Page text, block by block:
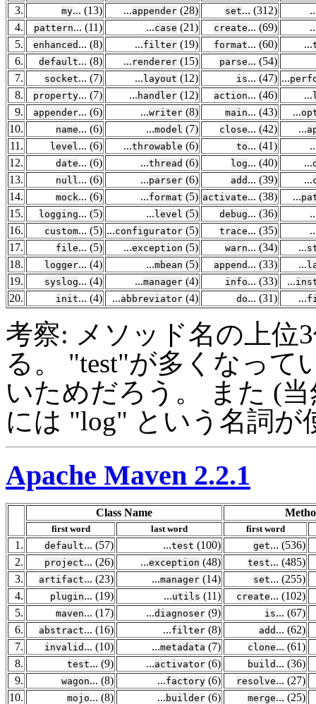
3.
my... (13) ...appender (28) set... (312)
4.
pattern... (11) ...case (21) create... (69)
5.
enhanced ... (8) ...filter (19) format... (60) ...
6. default... (8) ... renderer (15) parse... (54)
7.
socket... (7) ...layout (12) is... (47) ...
8. property... (7) ... handler (12) action... (46) ...
9. appender... (6) ...writer (8) main... (43) ...
10. name... (6) ...model (7) close... (42) ...
11. level ... (6) ...throwable (6) to... (41)
12.
date... (6) ...thread (6) log... (40) ...
13. null ... (6) ...parser (6) add ... (39) ...
14. mock... (6) ...format (5) activate... (38) ...
15. logging... (5) ...level (5) debug... (36)
16.
custom... (5) ...configurator (5) trace... (35)
17.
file... (5) ...exception (5) warn... (34) ...
18. logger... (4) ...mbean (5) append ... (33) ...
19. syslog... (4) ...manager (4) info... (33) ...
20. init... (4) ...abbreviator (4) do... (31) ...
考察: メソッド名の上位
る。 "test"が多くなって
いためだろう。 また (
には "log" という名詞
Apache Maven 2.2.1
Class Name
first word last word first word
1. default... (57) ...test (100) get... (536)
2.
project... (26) ...exception (48) test... (485)
3.
artifact... (23) ...manager (14) set... (255)
4.
plugin... (19) ...utils (11) create... (102)
5.
maven... (17) ...diagnoser (9) is... (67)
6.
abstract... (16) ...filter (8) add ... (62)
7.
invalid ... (10) ...metadata (7) clone... (61)
8.
test... (9) ...activator (6) build ... (36)
9.
wagon... (8) ...factory (6) resolve... (27)
10.
mojo... (8) ... builder (6) merge... (25)